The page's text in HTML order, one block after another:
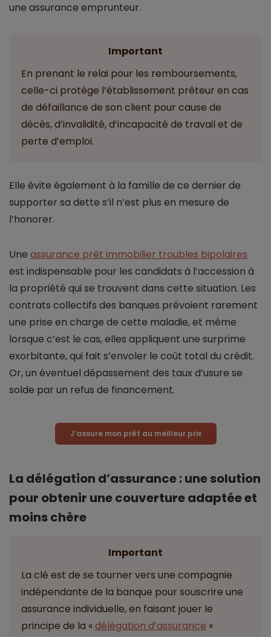
une assurance emprunteur.
Important
En prenant le relai pour les remboursements,
celle-ci protège l’établissement prêteur en cas
de défaillance de son client pour cause de
décès, d’invalidité, d’incapacité de travail et de
perte d’emploi.
Elle évite également à la famille de ce dernier de
supporter sa dette s’il n’est plus en mesure de
l’honorer.
Une assurance prêt immobilier troubles bipolaires
est indispensable pour les candidats à l’accession à
la propriété qui se trouvent dans cette situation. Les
contrats collectifs des banques prévoient rarement
une prise en charge de cette maladie, et même
lorsque c’est le cas, elles appliquent une surprime
exorbitante, qui fait s’envoler le coût total du crédit.
Or, un éventuel dépassement des taux d’usure se
solde par un refus de financement.
J’assure mon prêt au meilleur prix
La délégation d’assurance : une solution
pour obtenir une couverture adaptée et
moins chère
Important
La clé est de se tourner vers une compagnie
indépendante de la banque pour souscrire une
assurance individuelle, en faisant jouer le
principe de la «délégation d’assurance »